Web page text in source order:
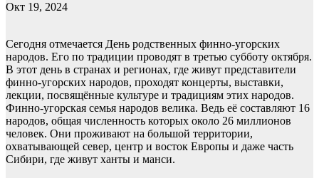
Окт 19, 2024
Сегодня отмечается День родственных финно-угорских
народов. Его по традиции проводят в третью субботу октября.
В этот день в странах и регионах, где живут представители
финно-угорских народов, проходят концерты, выставки,
лекции, посвящённые культуре и традициям этих народов.
Финно-угорская семья народов велика. Ведь её составляют 16
народов, общая численность которых около 26 миллионов
человек. Они проживают на большой территории,
охватывающей север, центр и восток Европы и даже часть
Сибири, где живут ханты и манси.